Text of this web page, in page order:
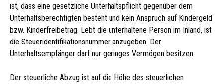
ist, dass eine gesetzliche Unterhaltspflicht gegenüber dem
Unterhaltsberechtigten besteht und kein Anspruch auf Kindergeld
bzw. Kinderfreibetrag. Lebt die unterhaltene Person im Inland, ist
die Steueridentifikationsnummer anzugeben. Der
Unterhaltsempfänger darf nur geringes Vermögen besitzen.
Der steuerliche Abzug ist auf die Höhe des steuerlichen